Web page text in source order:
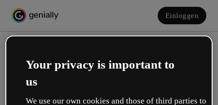
Einloggen
Your privacy is important to
us
We use our own cookies and those of third parties to